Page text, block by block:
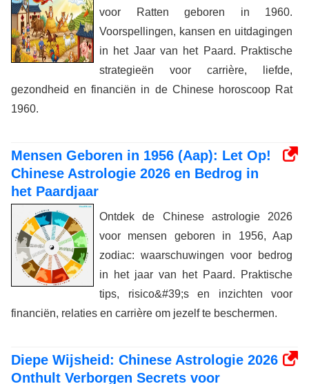
voor Ratten geboren in 1960.
Voorspellingen, kansen en uitdagingen
in het Jaar van het Paard. Praktische
strategieën voor carrière, liefde,
gezondheid en financiën in de Chinese horoscoop Rat
1960.
Mensen Geboren in 1956 (Aap): Let Op!
Chinese Astrologie 2026 en Bedrog in
het Paardjaar
Ontdek de Chinese astrologie 2026
voor mensen geboren in 1956, Aap
zodiac: waarschuwingen voor bedrog
in het jaar van het Paard. Praktische
tips, risico&#39;s en inzichten voor
financiën, relaties en carrière om jezelf te beschermen.
Diepe Wijsheid: Chinese Astrologie 2026
Onthult Verborgen Secrets voor